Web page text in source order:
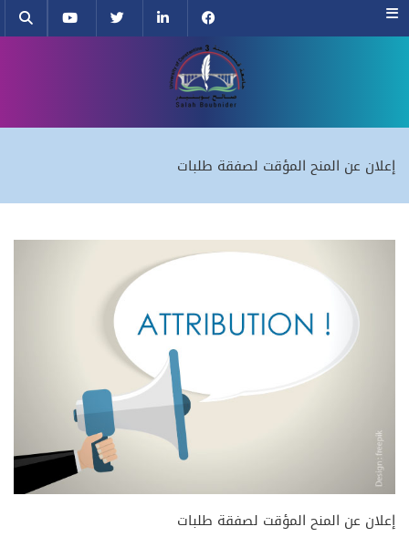
Menu
إعلان عن المنح المؤقت لصفقة طلبات
إعلان عن المنح المؤقت لصفقة طلبات